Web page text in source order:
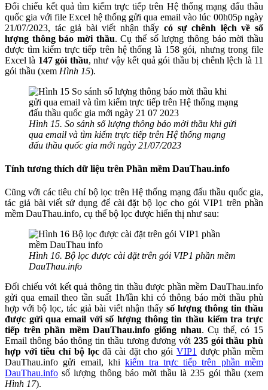
Đối chiếu kết quả tìm kiếm trực tiếp trên Hệ thống mạng đấu thầu
quốc gia với file Excel hệ thống gửi qua email vào lúc 00h05p ngày
21/07/2023, tác giả bài viết nhận thấy có sự chênh lệch về số
lượng thông báo mời thầu. Cụ thể số lượng thông báo mời thầu
được tìm kiếm trực tiếp trên hệ thống là 158 gói, nhưng trong file
Excel là 147 gói thầu, như vậy kết quả gói thầu bị chênh lệch là 11
gói thầu (xem Hình 15).
Hình 15. So sánh số lượng thông báo mời thầu khi gửi
qua email và tìm kiếm trực tiếp trên Hệ thống mạng
đấu thầu quốc gia mới ngày 21/07/2023
Tính tương thích dữ liệu trên Phần mềm DauThau.info
Cũng với các tiêu chí bộ lọc trên Hệ thống mạng đấu thầu quốc gia,
tác giả bài viết sử dụng để cài đặt bộ lọc cho gói VIP1 trên phần
mềm DauThau.info, cụ thể bộ lọc được hiển thị như sau:
Hình 16. Bộ lọc được cài đặt trên gói VIP1 phần mềm
DauThau.info
Đối chiếu với kết quả thông tin thầu được phần mềm DauThau.info
gửi qua email theo tần suất 1h/lần khi có thông báo mời thầu phù
hợp với bộ lọc, tác giả bài viết nhận thấy số lượng thông tin thầu
được gửi qua email với số lượng thông tin thầu kiểm tra trực
tiếp trên phần mềm DauThau.info giống nhau. Cụ thể, có 15
Email thông báo thông tin thầu tương đương với 235 gói thầu phù
hợp với tiêu chí bộ lọcđã cài đặt cho gói VIP1 được phần mềm
DauThau.info gửi email, khikiểm tra trực tiếp trên phần mềm
DauThau.info số lượng thông báo mời thầu là 235 gói thầu (xem
Hình 17).